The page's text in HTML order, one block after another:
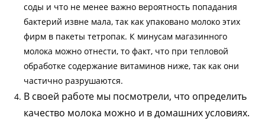
соды и что не менее важно вероятность попадания
бактерий извне мала, так как упаковано молоко этих
фирм в пакеты тетропак. К минусам магазинного
молока можно отнести, то факт, что при тепловой
обработке содержание витаминов ниже, так как они
частично разрушаются.
В своей работе мы посмотрели, что определить
качество молока можно и в домашних условиях.